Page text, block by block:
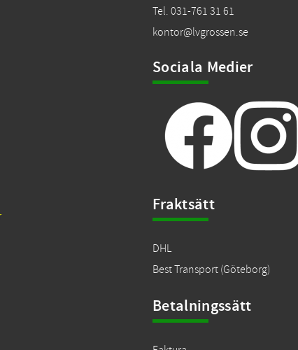
Tel. 031-761 31 61
kontor@lvgrossen.se
Sociala Medier
Fraktsätt
DHL
Best Transport (Göteborg)
Betalningssätt